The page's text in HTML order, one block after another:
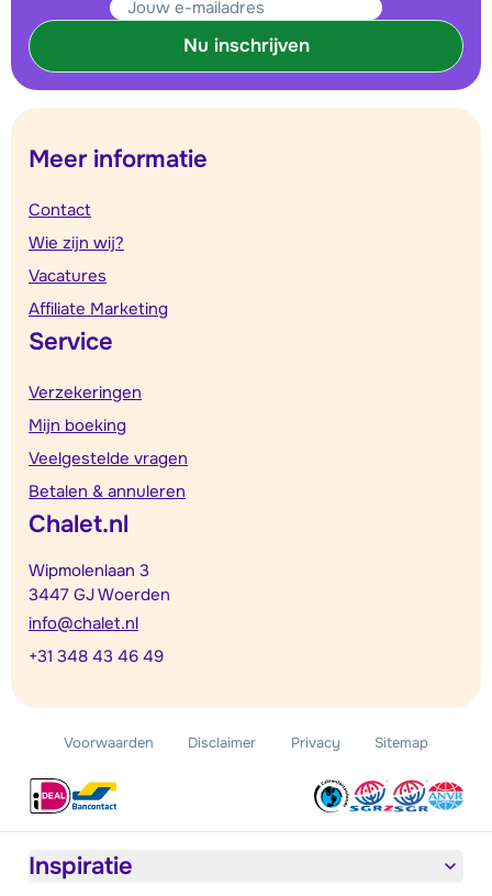
Nu inschrijven
Meer informatie
Contact
Wie zijn wij?
Vacatures
Affiliate Marketing
Service
Verzekeringen
Mijn boeking
Veelgestelde vragen
Betalen & annuleren
Chalet.nl
Wipmolenlaan 3
3447 GJ Woerden
info@chalet.nl
+31 348 43 46 49
Voorwaarden Disclaimer Privacy Sitemap
Inspiratie